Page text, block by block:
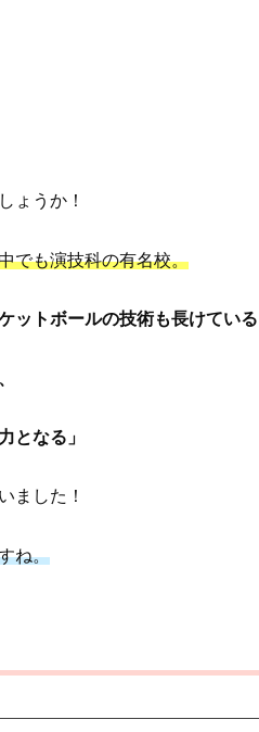
ょうか！
でも演技科の有名校。
ットボールの技術も長けている
となる」
ました！
ね。